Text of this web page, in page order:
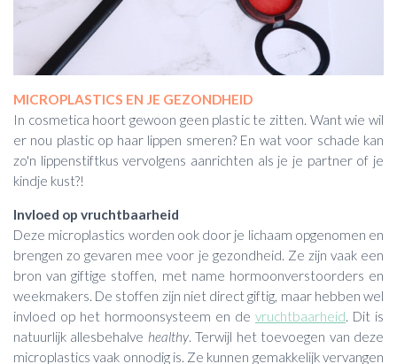
MICROPLASTICS EN JE GEZONDHEID
In cosmetica hoort gewoon geen plastic te zitten. Want wie wil
er nou plastic op haar lippen smeren? En wat voor schade kan
zo'n lippenstiftkus vervolgens aanrichten als je je partner of je
kindje kust?!
Invloed op vruchtbaarheid
Deze microplastics worden ook door je lichaam opgenomen en
brengen zo gevaren mee voor je gezondheid. Ze zijn vaak een
bron van giftige stoffen, met name hormoonverstoorders en
weekmakers. De stoffen zijn niet direct giftig, maar hebben wel
invloed op het hormoonsysteem en de vruchtbaarheid. Dit is
natuurlijk allesbehalve healthy. Terwijl het toevoegen van deze
microplastics vaak onnodig is. Ze kunnen gemakkelijk vervangen